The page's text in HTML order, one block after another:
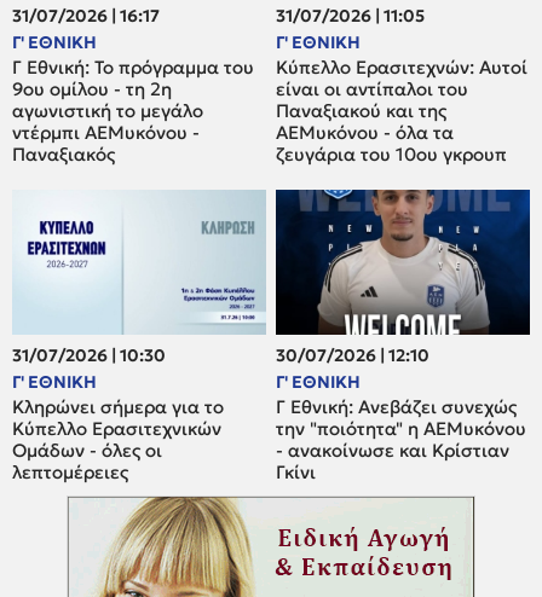
31/07/2026 | 16:17
Γ' ΕΘΝΙΚΗ
Γ Εθνική: Το πρόγραμμα του
9ου ομίλου - τη 2η
αγωνιστική το μεγάλο
ντέρμπι ΑΕΜυκόνου -
Παναξιακός
31/07/2026 | 11:05
Γ' ΕΘΝΙΚΗ
Κύπελλο Ερασιτεχνών: Αυτοί
είναι οι αντίπαλοι του
Παναξιακού και της
ΑΕΜυκόνου - όλα τα
ζευγάρια του 10ου γκρουπ
31/07/2026 | 10:30
Γ' ΕΘΝΙΚΗ
Κληρώνει σήμερα για το
Κύπελλο Ερασιτεχνικών
Ομάδων - όλες οι
λεπτομέρειες
30/07/2026 | 12:10
Γ' ΕΘΝΙΚΗ
Γ Εθνική: Ανεβάζει συνεχώς
την "ποιότητα" η ΑΕΜυκόνου
- ανακοίνωσε και Κρίστιαν
Γκίνι